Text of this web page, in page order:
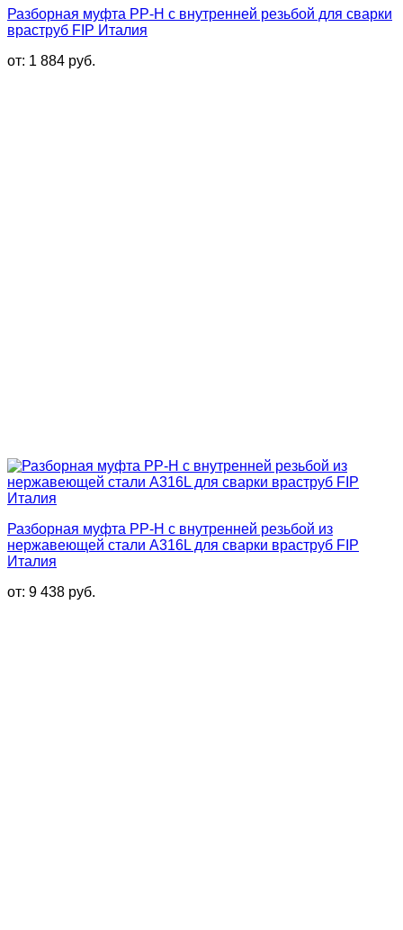
Разборная муфта PP-H с внутренней резьбой для сварки
враструб FIP Италия
от: 1 884 руб.
Разборная муфта PP-H с внутренней резьбой из
нержавеющей стали A316L для сварки враструб FIP
Италия
от: 9 438 руб.